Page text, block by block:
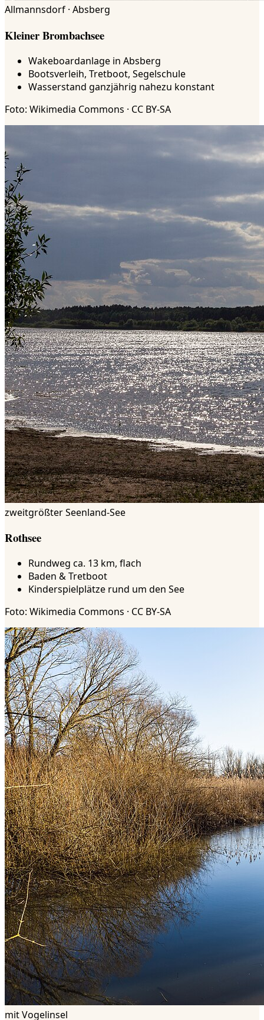
Allmannsdorf · Absberg
Kleiner Brombachsee
Wakeboardanlage in Absberg
Bootsverleih, Tretboot, Segelschule
Wasserstand ganzjährig nahezu konstant
Foto: Wikimedia Commons · CC BY-SA
zweitgrößter Seenland-See
Rothsee
Rundweg ca. 13 km, flach
Baden & Tretboot
Kinderspielplätze rund um den See
Foto: Wikimedia Commons · CC BY-SA
mit Vogelinsel